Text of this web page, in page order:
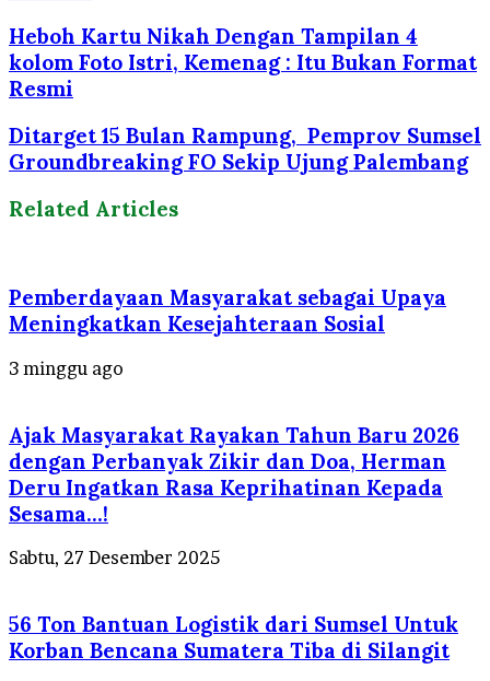
Heboh Kartu Nikah Dengan Tampilan 4
kolom Foto Istri, Kemenag : Itu Bukan Format
Resmi
Ditarget 15 Bulan Rampung, Pemprov Sumsel
Groundbreaking FO Sekip Ujung Palembang
Related Articles
Pemberdayaan Masyarakat sebagai Upaya
Meningkatkan Kesejahteraan Sosial
3 minggu ago
Ajak Masyarakat Rayakan Tahun Baru 2026
dengan Perbanyak Zikir dan Doa, Herman
Deru Ingatkan Rasa Keprihatinan Kepada
Sesama…!
Sabtu, 27 Desember 2025
56 Ton Bantuan Logistik dari Sumsel Untuk
Korban Bencana Sumatera Tiba di Silangit